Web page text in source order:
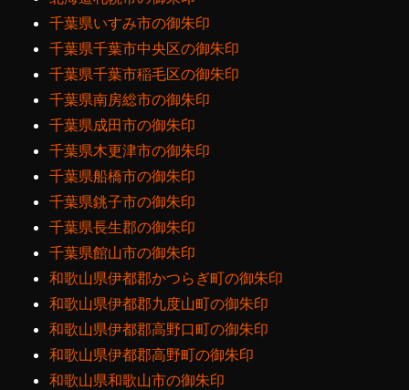
千葉県いすみ市の御朱印
千葉県千葉市中央区の御朱印
千葉県千葉市稲毛区の御朱印
千葉県南房総市の御朱印
千葉県成田市の御朱印
千葉県木更津市の御朱印
千葉県船橋市の御朱印
千葉県銚子市の御朱印
千葉県長生郡の御朱印
千葉県館山市の御朱印
和歌山県伊都郡かつらぎ町の御朱印
和歌山県伊都郡九度山町の御朱印
和歌山県伊都郡高野口町の御朱印
和歌山県伊都郡高野町の御朱印
和歌山県和歌山市の御朱印